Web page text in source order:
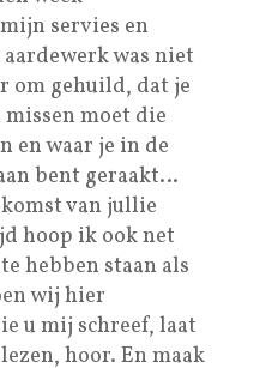
servies en
was niet
om gehuild, dat je
moet die
en waar je in de
bent geraakt…
van jullie
hoop ik ook net
hebben staan als
wij hier
u mij schreef, laat
hoor. En maak